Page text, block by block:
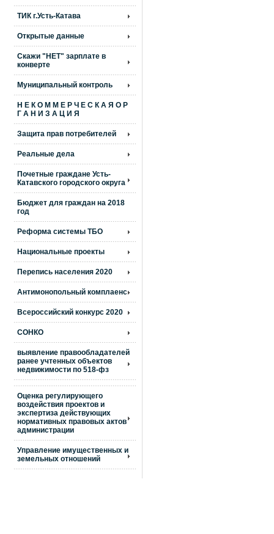
ТИК г.Усть-Катава
Открытые данные
Скажи "НЕТ" зарплате в
конверте
Муниципальный контроль
Н Е К О М М Е Р Ч Е С К А Я О Р
Г А Н И З А Ц И Я
Защита прав потребителей
Реальные дела
Почетные граждане Усть-
Катавского городского округа
Бюджет для граждан на 2018
год
Реформа системы ТБО
Национальные проекты
Перепись населения 2020
Антимонопольный комплаенс
Всероссийский конкурс 2020
СОНКО
выявление правообладателей
ранее учтенных объектов
недвижимости по 518-фз
Оценка регулирующего
воздействия проектов и
экспертиза действующих
нормативных правовых актов
администрации
Управление имущественных и
земельных отношений